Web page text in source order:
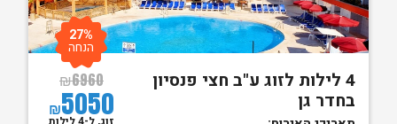
4 לילות לזוג ע"ב חצי פנסיון
בחדר גן
₪6960
₪5050
27%
הנחה